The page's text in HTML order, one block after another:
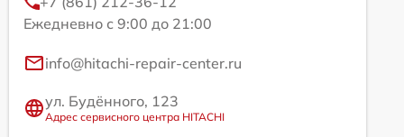
Ежедневно с 9:00 до 21:00
info@hitachi-repair-center.ru
ул. Будённого, 123
Адрес сервисного центра HITACHI